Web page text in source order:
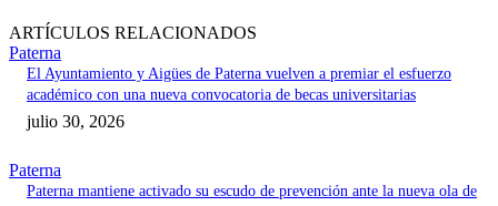
ARTÍCULOS RELACIONADOS
Paterna
El Ayuntamiento y Aigües de Paterna vuelven a premiar el esfuerzo
académico con una nueva convocatoria de becas universitarias
julio 30, 2026
Paterna
Paterna mantiene activado su escudo de prevención ante la nueva ola de